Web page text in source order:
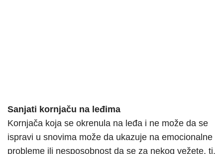
Sanjati kornjaču na leđima
Kornjača koja se okrenula na leđa i ne može da se
ispravi u snovima može da ukazuje na emocionalne
probleme ili nesposobnost da se za nekog vežete, tj.